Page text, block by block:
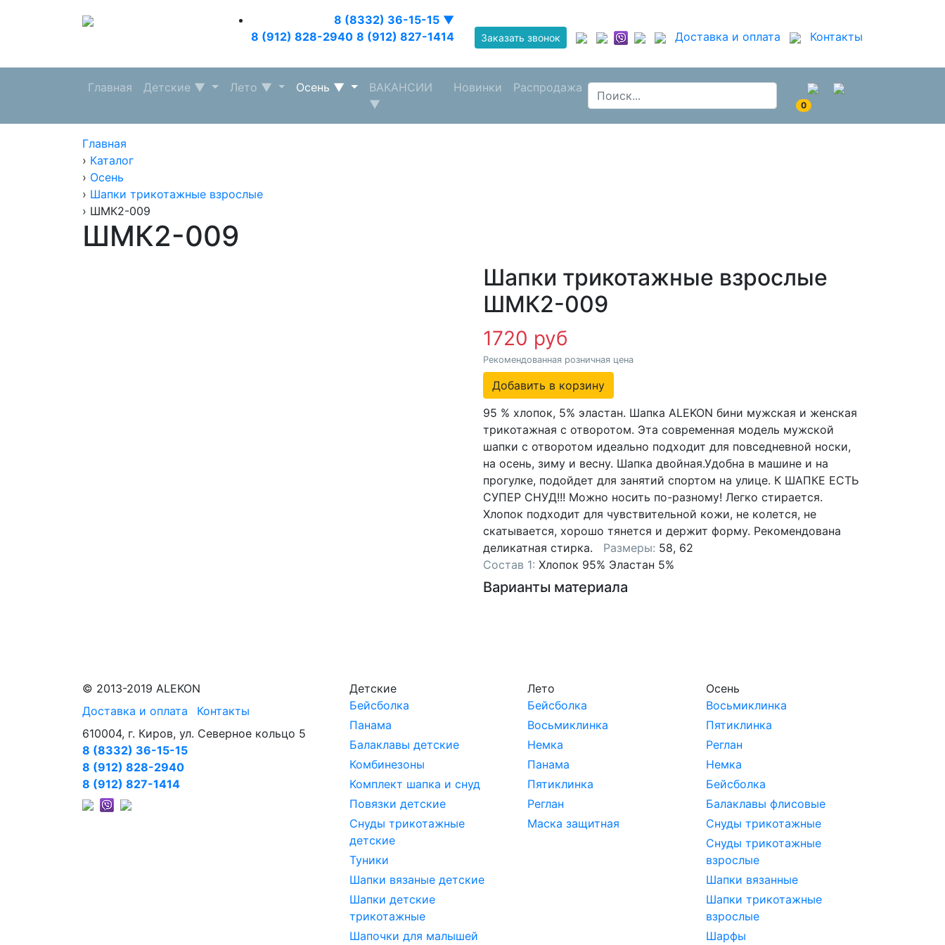
8 (8332) 36-15-15 ▼
8 (912) 828-2940 8 (912) 827-1414 Заказать звонок Доставка и оплата Контакты
Главная Детские ▼ Лето ▼ Осень ▼
ВАКАНСИИ
▼
Новинки Распродажа
0
Главная
› Каталог
› Осень
› Шапки трикотажные взрослые
› ШМК2-009
ШМК2-009
Шапки трикотажные взрослые
ШМК2-009
1720 руб
Рекомендованная розничная цена
Добавить в корзину
95 % хлопок, 5% эластан. Шапка ALEKON бини мужская и женская
трикотажная c отворотом. Эта современная модель мужской
шапки с отворотом идеально подходит для повседневной носки,
на осень, зиму и весну. Шапка двойная.Удобна в машине и на
прогулке, подойдет для занятий спортом на улице. К ШАПКЕ ЕСТЬ
СУПЕР СНУД!!! Можно носить по-разному! Легко стирается.
Хлопок подходит для чувствительной кожи, не колется, не
скатывается, хорошо тянется и держит форму. Рекомендована
деликатная стирка. Размеры: 58, 62
Состав 1: Хлопок 95% Эластан 5%
Варианты материала
© 2013-2019 ALEKON
Доставка и оплата
Контакты
610004, г. Киров, ул. Северное кольцо 5
8 (8332) 36-15-15
8 (912) 828-2940
8 (912) 827-1414
Детские
Бейсболка
Панама
Балаклавы детские
Комбинезоны
Комплект шапка и снуд
Повязки детские
Снуды трикотажные
детские
Туники
Шапки вязаные детские
Шапки детские
трикотажные
Шапочки для малышей
Лето
Бейсболка
Восьмиклинка
Немка
Панама
Пятиклинка
Реглан
Маска защитная
Осень
Восьмиклинка
Пятиклинка
Реглан
Немка
Бейсболка
Балаклавы флисовые
Снуды трикотажные
Снуды трикотажные
взрослые
Шапки вязанные
Шапки трикотажные
взрослые
Шарфы